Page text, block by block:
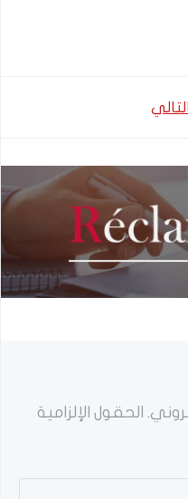
التالي
الحقول الإلزامية